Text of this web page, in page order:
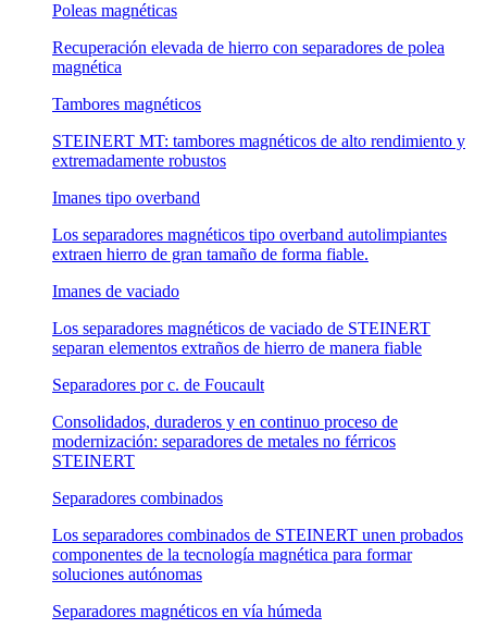
Poleas magnéticas
Recuperación elevada de hierro con separadores de polea
magnética
Tambores magnéticos
STEINERT MT: tambores magnéticos de alto rendimiento y
extremadamente robustos
Imanes tipo overband
Los separadores magnéticos tipo overband autolimpiantes
extraen hierro de gran tamaño de forma fiable.
Imanes de vaciado
Los separadores magnéticos de vaciado de STEINERT
separan elementos extraños de hierro de manera fiable
Separadores por c. de Foucault
Consolidados, duraderos y en continuo proceso de
modernización: separadores de metales no férricos
STEINERT
Separadores combinados
Los separadores combinados de STEINERT unen probados
componentes de la tecnología magnética para formar
soluciones autónomas
Separadores magnéticos en vía húmeda